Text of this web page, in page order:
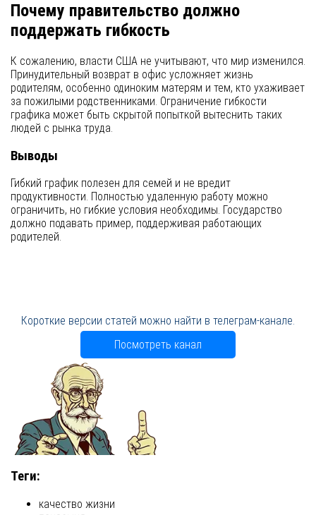
Почему правительство должно
поддержать гибкость
К сожалению, власти США не учитывают, что мир изменился.
Принудительный возврат в офис усложняет жизнь
родителям, особенно одиноким матерям и тем, кто ухаживает
за пожилыми родственниками. Ограничение гибкости
графика может быть скрытой попыткой вытеснить таких
людей с рынка труда.
Выводы
Гибкий график полезен для семей и не вредит
продуктивности. Полностью удаленную работу можно
ограничить, но гибкие условия необходимы. Государство
должно подавать пример, поддерживая работающих
родителей.
Короткие версии статей можно найти в телеграм-канале.
Посмотреть канал
Теги:
качество жизни